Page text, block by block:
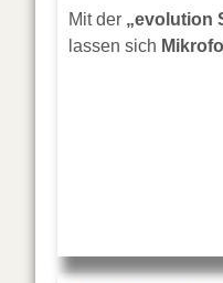
Mit der „evolution
lassen sich